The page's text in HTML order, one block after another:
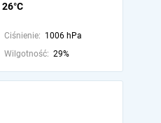
26°C
Ciśnienie: 1006 hPa
Wilgotność: 29%